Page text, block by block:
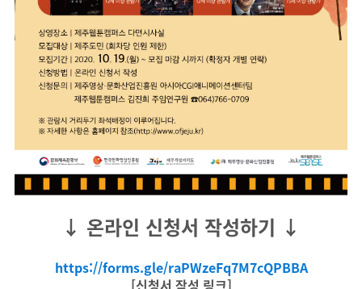
↓ 온라인 신청서 작성하기 ↓
https://forms.gle/raPWzeFq7M7cQPBBA
[신청서 작성 링크]